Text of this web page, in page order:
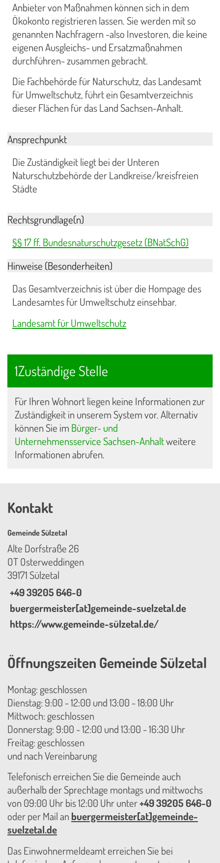
Anbieter von Maßnahmen können sich in dem
Ökokonto registrieren lassen. Sie werden mit so
genannten Nachfragern -also Investoren, die keine
eigenen Ausgleichs- und Ersatzmaßnahmen
durchführen- zusammen gebracht.
Die Fachbehörde für Naturschutz, das Landesamt
für Umweltschutz, führt ein Gesamtverzeichnis
dieser Flächen für das Land Sachsen-Anhalt.
Ansprechpunkt
Die Zuständigkeit liegt bei der Unteren
Naturschutzbehörde der Landkreise/kreisfreien
Städte
Rechtsgrundlage(n)
§§ 17 ff. Bundesnaturschutzgesetz (BNatSchG)
Hinweise (Besonderheiten)
Das Gesamtverzeichnis ist über die Hompage des
Landesamtes für Umweltschutz einsehbar.
Landesamt für Umweltschutz
1Zuständige Stelle
Für Ihren Wohnort liegen keine Informationen zur
Zuständigkeit in unserem System vor. Alternativ
können Sie im Bürger- und
Unternehmensservice Sachsen-Anhaltweitere
Informationen abrufen.
Kontakt
Gemeinde Sülzetal
Alte Dorfstraße 26
OT Osterweddingen
39171 Sülzetal
+49 39205 646-0
buergermeister[at]gemeinde-suelzetal.de
https://www.gemeinde-sülzetal.de/
Öffnungszeiten Gemeinde Sülzetal
Montag: geschlossen
Dienstag: 9:00 - 12:00 und 13:00 - 18:00 Uhr
Mittwoch: geschlossen
Donnerstag: 9:00 - 12:00 und 13:00 - 16:30 Uhr
Freitag: geschlossen
und nach Vereinbarung
Telefonisch erreichen Sie die Gemeinde auch
außerhalb der Sprechtage montags und mittwochs
von 09:00 Uhr bis 12:00 Uhr unter+49 39205 646-0
oder per Mail an buergermeister[at]gemeinde-
suelzetal.de
Das Einwohnermeldeamt erreichen Sie bei